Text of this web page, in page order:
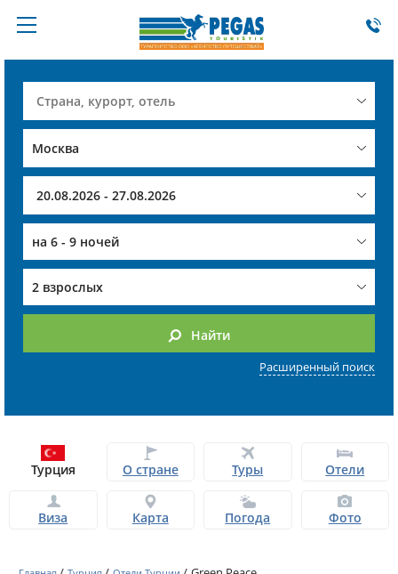
на 6 - 9 ночей
2 взрослых
Найти
Расширенный поиск
Турция О стране Туры Отели
Виза Карта Погода Фото